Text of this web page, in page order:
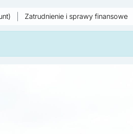
Zatrudnienie i sprawy finansowe